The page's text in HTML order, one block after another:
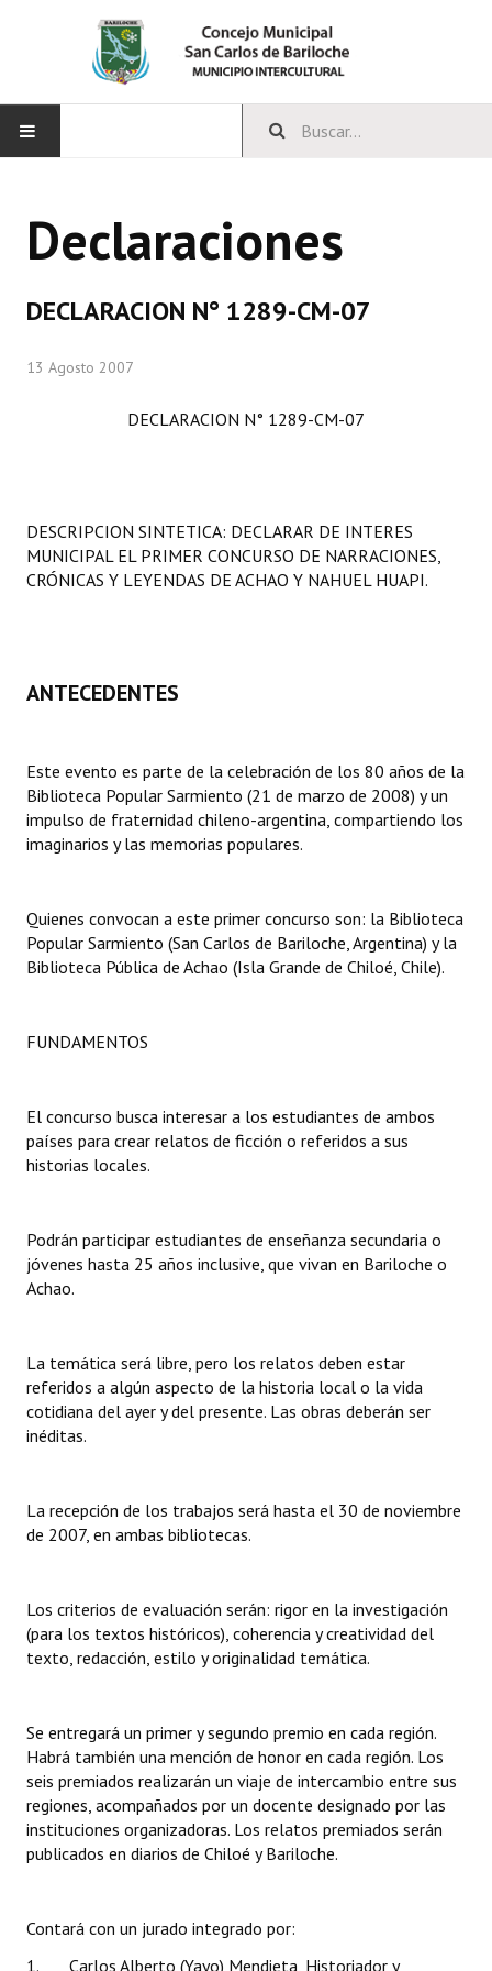
CONCEJO
Comisiones Permanentes
Comisiones Especiales
LEGISLACIÓN
Carta Orgánica 2007
Digesto
Organigrama
Informes de Gestión
Informes de Unidad Coordinadora
Ejecución Presupuestaria
NORMATIVA
Declaraciones
Resoluciones
Resoluciones de Presidencia
Antiguos Pobladores
Registros y Distinciones
Premio al Mérito - Registro
Audiencias Públicas - Registro
Mujeres que Dejaron Huellas - Registro
Periodistas Decanos - Registro
Declaraciones
DECLARACION N° 1289-CM-07
13 Agosto 2007
DECLARACION N° 1289-CM-07
DESCRIPCION SINTETICA: DECLARAR DE INTERES
MUNICIPAL EL PRIMER CONCURSO DE NARRACIONES,
CRÓNICAS Y LEYENDAS DE ACHAO Y NAHUEL HUAPI.
ANTECEDENTES
Este evento es parte de la celebración de los 80 años de la
Biblioteca Popular Sarmiento (21 de marzo de 2008) y un
impulso de fraternidad chileno-argentina, compartiendo los
imaginarios y las memorias populares.
Quienes convocan a este primer concurso son: la Biblioteca
Popular Sarmiento (San Carlos de Bariloche, Argentina) y la
Biblioteca Pública de Achao (Isla Grande de Chiloé, Chile).
FUNDAMENTOS
El concurso busca interesar a los estudiantes de ambos
países para crear relatos de ficción o referidos a sus
historias locales.
Podrán participar estudiantes de enseñanza secundaria o
jóvenes hasta 25 años inclusive, que vivan en Bariloche o
Achao.
La temática será libre, pero los relatos deben estar
referidos a algún aspecto de la historia local o la vida
cotidiana del ayer y del presente. Las obras deberán ser
inéditas.
La recepción de los trabajos será hasta el 30 de noviembre
de 2007, en ambas bibliotecas.
Los criterios de evaluación serán: rigor en la investigación
(para los textos históricos), coherencia y creatividad del
texto, redacción, estilo y originalidad temática.
Se entregará un primer y segundo premio en cada región.
Habrá también una mención de honor en cada región. Los
seis premiados realizarán un viaje de intercambio entre sus
regiones, acompañados por un docente designado por las
instituciones organizadoras. Los relatos premiados serán
publicados en diarios de Chiloé y Bariloche.
Contará con un jurado integrado por:
1. Carlos Alberto (Yayo) Mendieta, Historiador y